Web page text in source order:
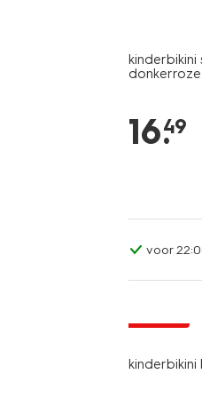
kinderbikini
donkerroze
16.
49
voor
kinderbikini